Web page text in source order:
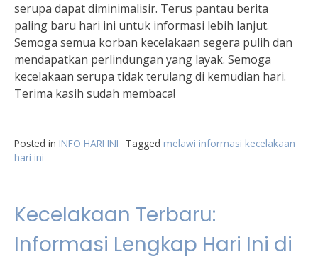
serupa dapat diminimalisir. Terus pantau berita
paling baru hari ini untuk informasi lebih lanjut.
Semoga semua korban kecelakaan segera pulih dan
mendapatkan perlindungan yang layak. Semoga
kecelakaan serupa tidak terulang di kemudian hari.
Terima kasih sudah membaca!
Posted in INFO HARI INI Tagged melawi informasi kecelakaan
hari ini
Kecelakaan Terbaru:
Informasi Lengkap Hari Ini di